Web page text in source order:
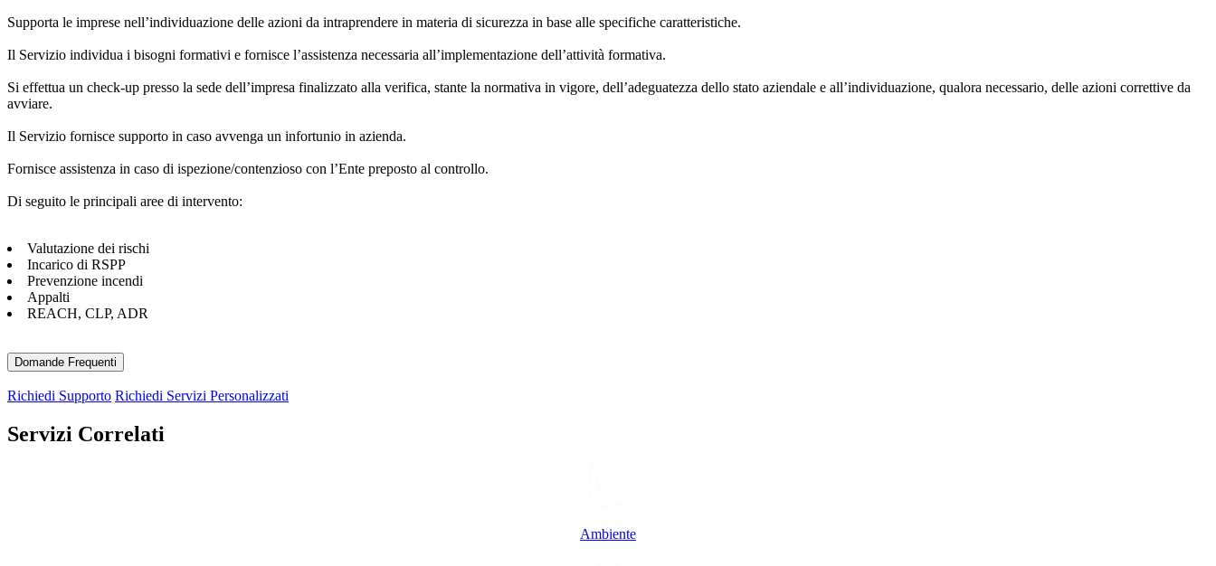
Supporta le imprese nell’individuazione delle azioni da intraprendere in materia di sicurezza in base alle specifiche caratteristiche.
Il Servizio individua i bisogni formativi e fornisce l’assistenza necessaria all’implementazione dell’attività formativa.
Si effettua un check-up presso la sede dell’impresa finalizzato alla verifica, stante la normativa in vigore, dell’adeguatezza dello stato aziendale e all’individuazione, qualora necessario, delle azioni correttive da
avviare.
Il Servizio fornisce supporto in caso avvenga un infortunio in azienda.
Fornisce assistenza in caso di ispezione/contenzioso con l’Ente preposto al controllo.
Di seguito le principali aree di intervento:
Valutazione dei rischi
Incarico di RSPP
Prevenzione incendi
Appalti
REACH, CLP, ADR
Domande Frequenti
Richiedi Supporto Richiedi Servizi Personalizzati
Servizi Correlati
Ambiente